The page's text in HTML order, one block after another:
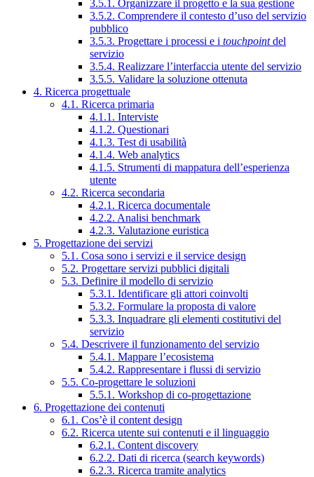
3.5.1. Organizzare il progetto e la sua gestione
3.5.2. Comprendere il contesto d’uso del servizio
pubblico
3.5.3. Progettare i processi e i touchpointdel
servizio
3.5.4. Realizzare l’interfaccia utente del servizio
3.5.5. Validare la soluzione ottenuta
4. Ricerca progettuale
4.1. Ricerca primaria
4.1.1. Interviste
4.1.2. Questionari
4.1.3. Test di usabilità
4.1.4. Web analytics
4.1.5. Strumenti di mappatura dell’esperienza
utente
4.2. Ricerca secondaria
4.2.1. Ricerca documentale
4.2.2. Analisi benchmark
4.2.3. Valutazione euristica
5. Progettazione dei servizi
5.1. Cosa sono i servizi e il service design
5.2. Progettare servizi pubblici digitali
5.3. Definire il modello di servizio
5.3.1. Identificare gli attori coinvolti
5.3.2. Formulare la proposta di valore
5.3.3. Inquadrare gli elementi costitutivi del
servizio
5.4. Descrivere il funzionamento del servizio
5.4.1. Mappare l’ecosistema
5.4.2. Rappresentare i flussi di servizio
5.5. Co-progettare le soluzioni
5.5.1. Workshop di co-progettazione
6. Progettazione dei contenuti
6.1. Cos’è il content design
6.2. Ricerca utente sui contenuti e il linguaggio
6.2.1. Content discovery
6.2.2. Dati di ricerca (search keywords)
6.2.3. Ricerca tramite analytics